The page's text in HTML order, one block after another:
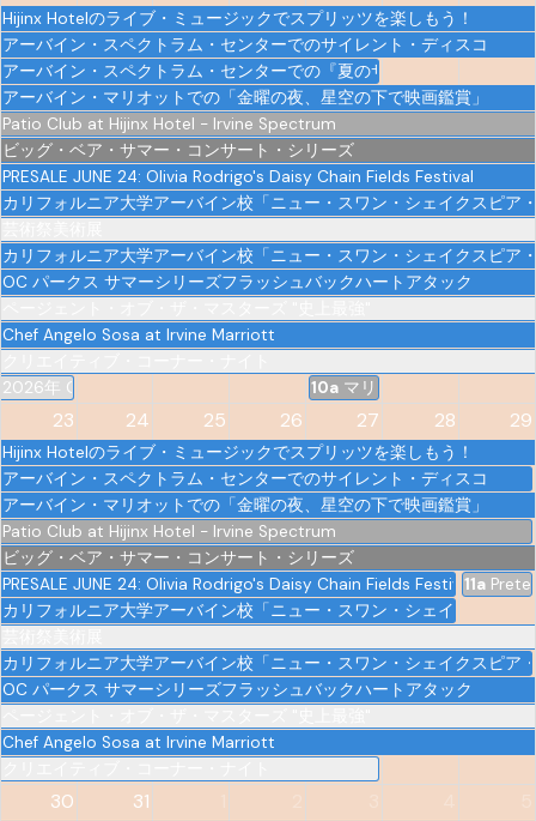
Hijinx Hotelのライブ・ミュージックでスプリッツを楽しもう！
アーバイン・スペクトラム・センターでのサイレント・ディスコ
アーバイン・スペクトラム・センターでの『夏のサウンドトラック
アーバイン・マリオットでの「金曜の夜、星空の下で映画鑑賞」
Patio Club at Hijinx Hotel - Irvine Spectrum
ビッグ・ベア・サマー・コンサート・シリーズ
PRESALE JUNE 24: Olivia Rodrigo's Daisy Chain Fields Festival
カリフォルニア大学アーバイン校「ニュー・スワン・シェイクスピア
カリフォルニア大学アーバイン校「ニュー・スワン・シェイクスピ
OC パークス サマーシリーズフラッシュバックハートアタック
Chef Angelo Sosa at Irvine Marriott
2026年 OC チーマック・フェスト
10a マリアッチ・ベーカリー
23 24 25 26 27 28 29
Hijinx Hotelのライブ・ミュージックでスプリッツを楽しもう！
アーバイン・スペクトラム・センターでのサイレント・ディスコ
アーバイン・マリオットでの「金曜の夜、星空の下で映画鑑賞」
Patio Club at Hijinx Hotel - Irvine Spectrum
ビッグ・ベア・サマー・コンサート・シリーズ
PRESALE JUNE 24: Olivia Rodrigo's Daisy Chain Fields Festival11a
カリフォルニア大学アーバイン校「ニュー・スワン・シェイクスピア
カリフォルニア大学アーバイン校「ニュー・スワン・シェイクスピ
OC パークス サマーシリーズフラッシュバックハートアタック
Chef Angelo Sosa at Irvine Marriott
30 31